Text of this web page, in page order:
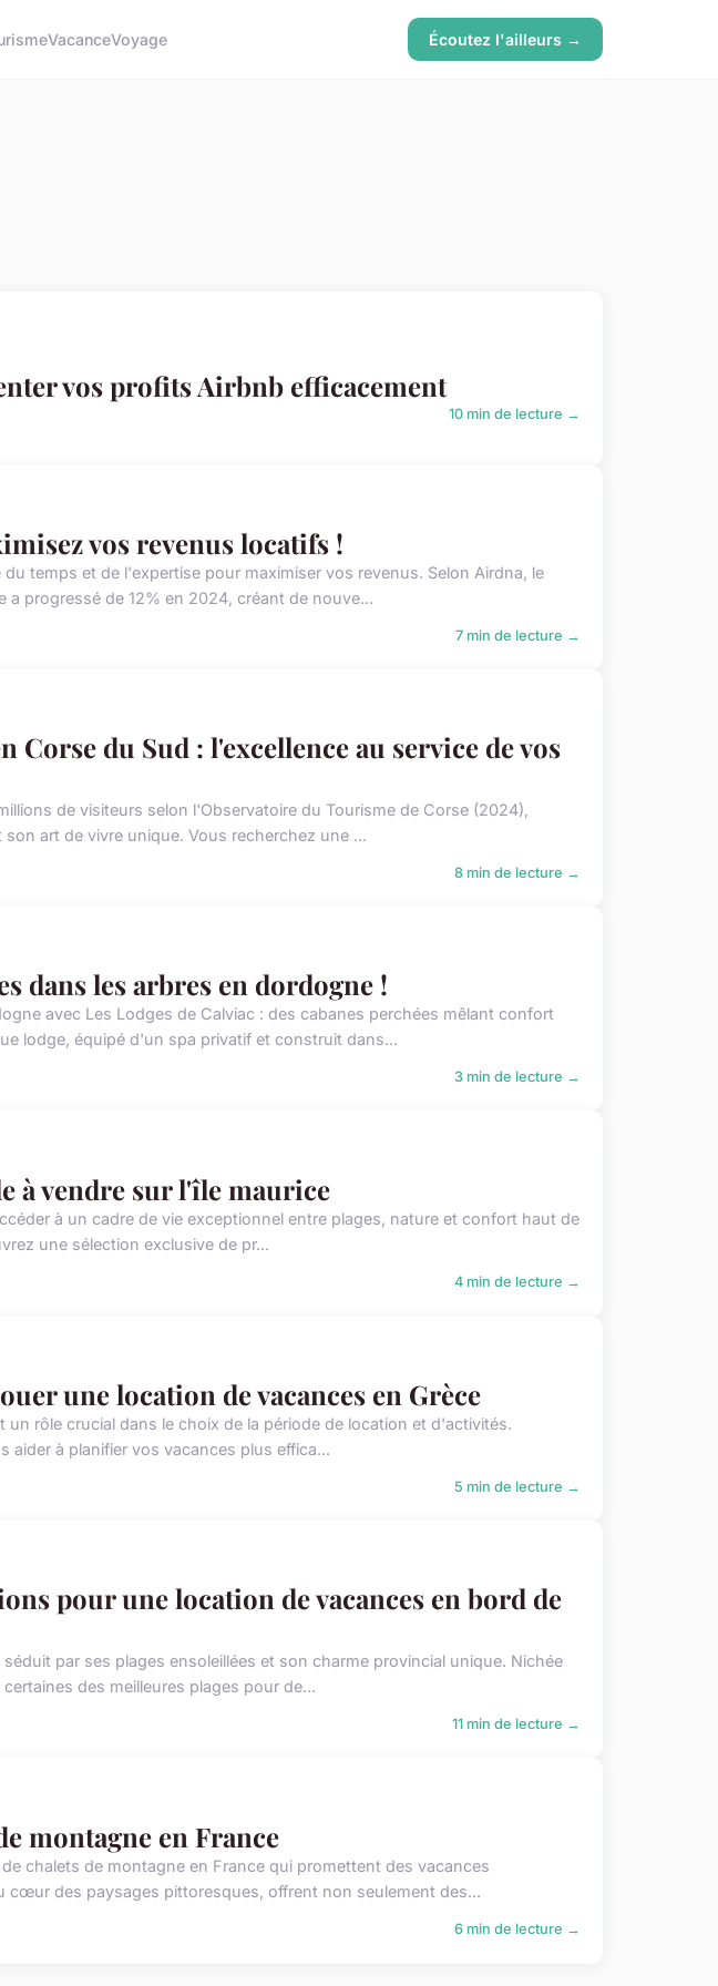
VacanceVoyage Écoutez l'ailleurs →
vos profits Airbnb efficacement
10 min de lecture →
vos revenus locatifs !
temps et de l'expertise pour maximiser vos revenus. Selon Airdna, le
progressé de 12% en 2024, créant de nouve...
7 min de lecture →
Corse du Sud : l'excellence au service de vos
de visiteurs selon l'Observatoire du Tourisme de Corse (2024),
art de vivre unique. Vous recherchez une ...
8 min de lecture →
dans les arbres en dordogne !
avec Les Lodges de Calviac : des cabanes perchées mêlant confort
lodge, équipé d'un spa privatif et construit dans...
3 min de lecture →
à vendre sur l'île maurice
à un cadre de vie exceptionnel entre plages, nature et confort haut de
une sélection exclusive de pr...
4 min de lecture →
une location de vacances en Grèce
rôle crucial dans le choix de la période de location et d'activités.
aider à planifier vos vacances plus effica...
5 min de lecture →
pour une location de vacances en bord de
par ses plages ensoleillées et son charme provincial unique. Nichée
des meilleures plages pour de...
11 min de lecture →
montagne en France
chalets de montagne en France qui promettent des vacances
cœur des paysages pittoresques, offrent non seulement des...
6 min de lecture →